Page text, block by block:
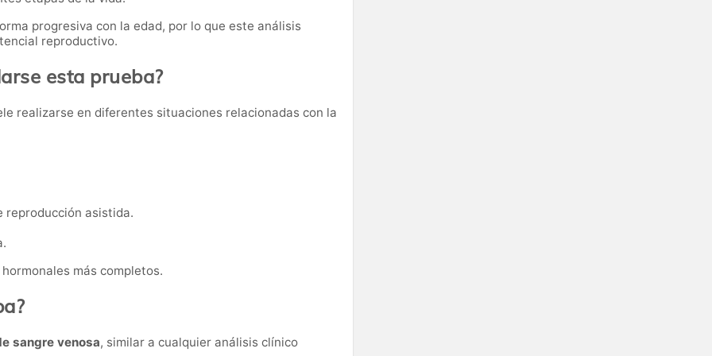
progresiva con la edad, por lo que este análisis
reproductivo.
esta prueba?
realizarse en diferentes situaciones relacionadas con la
reproducción asistida.
más completos.
sangre venosa, similar a cualquier análisis clínico